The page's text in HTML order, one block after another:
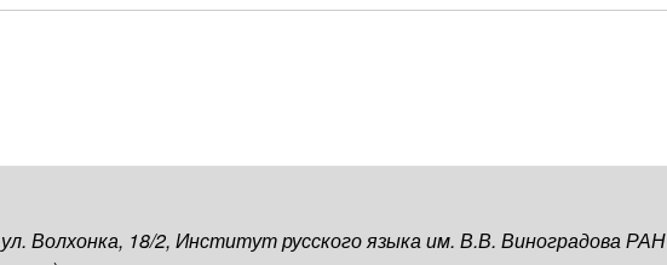
Волхонка, 18/2, Институт русского языка им. В.В. Виноградова РАН